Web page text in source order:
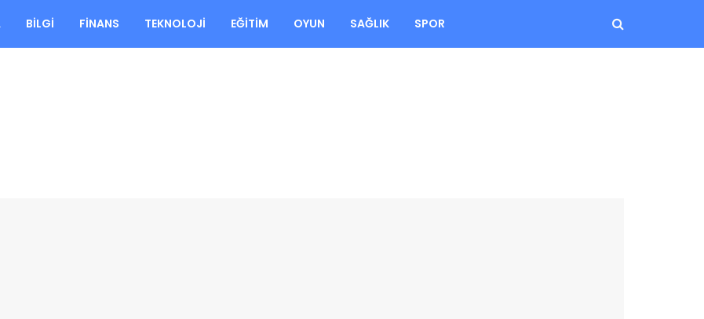
BILGI FINANS TEKNOLOJI EĞITIM OYUN SAĞLIK SPOR